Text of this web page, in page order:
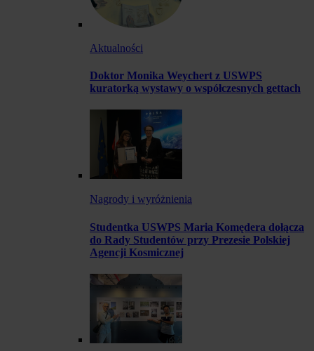
Aktualności
Doktor Monika Weychert z USWPS
kuratorką wystawy o współczesnych gettach
Nagrody i wyróżnienia
Studentka USWPS Maria Komędera dołącza
do Rady Studentów przy Prezesie Polskiej
Agencji Kosmicznej